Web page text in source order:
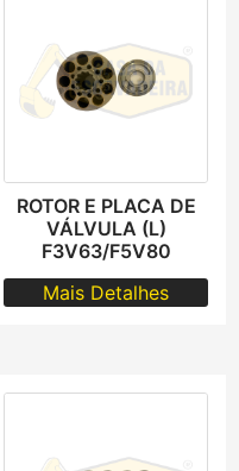
ROTOR E PLACA DE
VÁLVULA (L)
F3V63/F5V80
Mais Detalhes